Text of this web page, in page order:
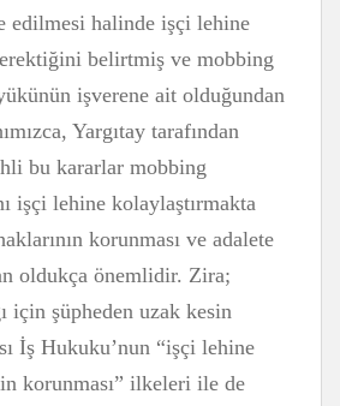
edilmesi halinde işçi lehine
belirtmiş ve mobbing
işverene ait olduğundan
Yargıtay tarafından
bu kararlar mobbing
işçi lehine kolaylaştırmakta
korunması ve adalete
oldukça önemlidir. Zira;
için şüpheden uzak kesin
İş Hukuku’nun “işçi lehine
korunması” ilkeleri ile de